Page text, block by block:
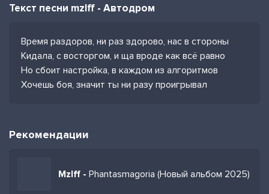
Текст песни mzlff - Автодром
Время раздоров, ни раз здорово, нас в стороны
Кидала, с восторгом, и ща вроде как всё равно
Но сбоит настройка, в каждом из алгоритмов
Хочешь боя, значит ты ни разу проигрывал
Рекомендации
Mzlff - Phantasmagoria (Новый альбом 2025)